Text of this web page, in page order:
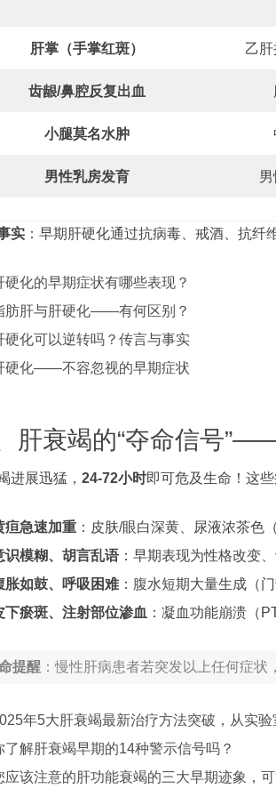
肝掌（手掌红斑） 乙
齿龈/鼻腔反复出血
小腿莫名水肿
男性乳房发育
实 ：早期肝硬化通过抗病毒、戒酒、抗纤
硬化的早期症状有哪些表现？
肪肝与肝硬化——有何区别？
硬化可以逆转吗？传言与事实
硬化——不容忽视的早期症状
肝衰竭的“夺命信号
进展迅猛， 24-72小时即可危及生命！这些
疸急速加重：皮肤/眼白深黄、尿液浓茶色
识模糊、胡言乱语：早期表现为性格改变
胀如鼓、呼吸困难：腹水短期大量生成（
下瘀斑、注射部位渗血 ：凝血功能崩溃（
提醒 ：慢性肝病患者若突发以上任何症状
年5大肝衰竭最新治疗方法突破，从实
了解肝衰竭早期的14种警示信号吗？
应该注意的肝功能衰竭的三大早期迹象，可